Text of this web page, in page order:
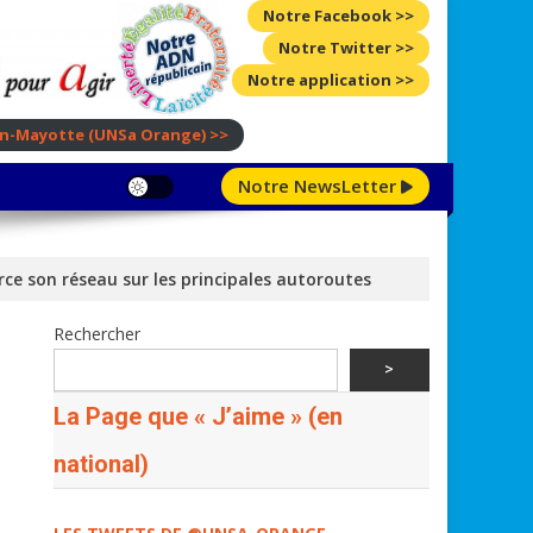
Notre Facebook >>
Notre Twitter >>
Notre application >>
Mayotte (UNSa Orange) >>
Notre NewsLetter
son réseau sur les principales autoroutes
Rechercher
>
La Page que « J’aime » (en
national)